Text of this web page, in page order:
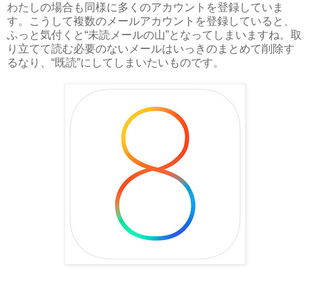
わたしの場合も同様に多くのアカウントを登録していま
す。こうして複数のメールアカウントを登録していると、
ふっと気付くと“未読メールの山”となってしまいますね。取
り立てて読む必要のないメールはいっきのまとめて削除す
るなり、“既読”にしてしまいたいものです。